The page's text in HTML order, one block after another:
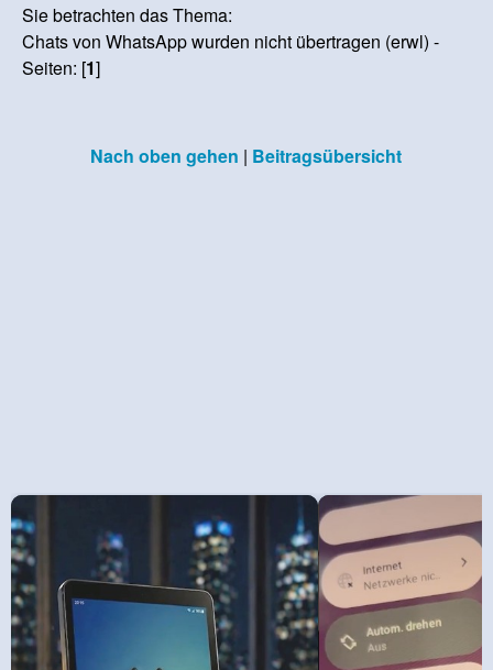
Sie betrachten das Thema:
Chats von WhatsApp wurden nicht übertragen (erwl) -
Seiten: [1]
Nach oben gehen | Beitragsübersicht